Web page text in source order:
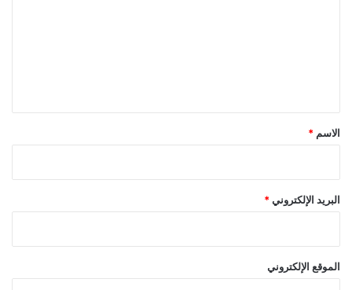
*
الاسم *
البريد الإلكتروني *
الموقع الإلكتروني